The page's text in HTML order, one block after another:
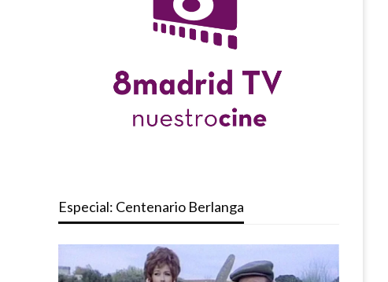
Especial: Centenario Berlanga